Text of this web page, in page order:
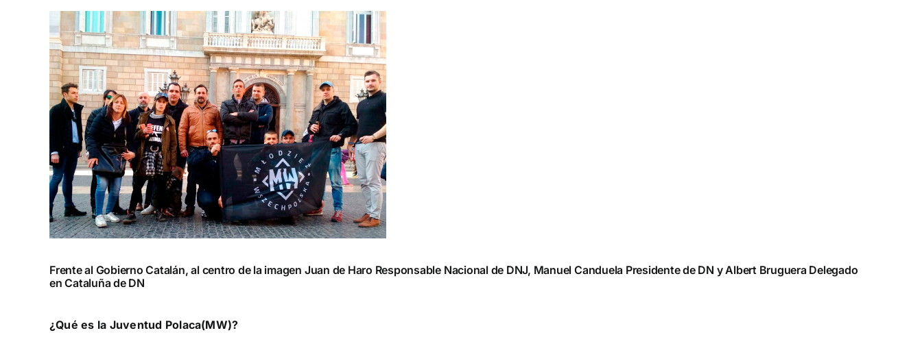
Frente al Gobierno Catalán, al centro de la imagen Juan de Haro Responsable Nacional de DNJ, Manuel Canduela Presidente de DN y Albert Bruguera Delegado
en Cataluña de DN
¿Qué es la Juventud Polaca(MW)?